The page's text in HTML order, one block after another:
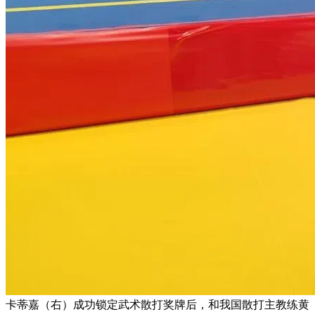
卡蒂嘉（右）成功锁定武术散打奖牌后，和我国散打主教练黄